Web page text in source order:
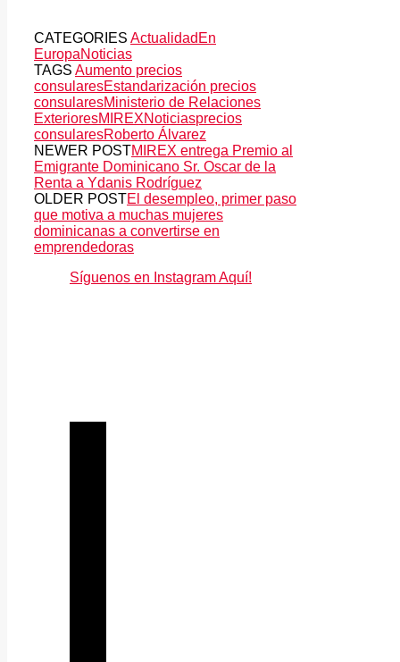
CATEGORIES Actualidad En
EuropaNoticias
TAGS Aumento precios
consularesEstandarización precios
consularesMinisterio de Relaciones
ExterioresMIREXNoticiasprecios
consularesRoberto Álvarez
NEWER POSTMIREX entrega Premio al
Emigrante Dominicano Sr. Oscar de la
Renta a Ydanis Rodríguez
OLDER POSTEl desempleo, primer paso
que motiva a muchas mujeres
dominicanas a convertirse en
emprendedoras
Síguenos en Instagram Aquí!